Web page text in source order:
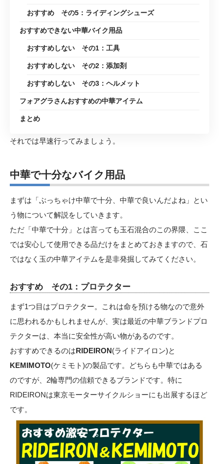
おすすめ その5：ライディングシューズ
おすすめできない中華バイク用品
おすすめしない その1：工具
おすすめしない その2：添加剤
おすすめしない その3：ヘルメット
フォアグラさんおすすめの中華アイテム
まとめ
それでは早速行ってみましょう。
中華で十分なバイク用品
まずは「ぶっちゃけ中華で十分、中華で良いんだよね」とい
う物について解説をしていきます。
ただ「中華で十分」とは言っても玉石混合のこの界隈、ここ
では安心して使用できる品だけをまとめておきますので、石
ではなく玉の中華アイテムを是非発掘してみてください。
おすすめ その1：プロテクター
まず1つ目はプロテクター。これは命を預ける物なので意外
に思われるかもしれませんが、実は最近の中華ブランドプロ
テクターは、本当に安全性が高い物があるのです。
おすすめできるのはRIDEIRON(ライドアイロン)と
KEMIMOTO(ケミモト)の製品です。どちらも中華ではある
のですが、2輪専門の信頼できるブランドです。特に
RIDEIRONは東京モーターサイクルショーにも出展するほど
です。